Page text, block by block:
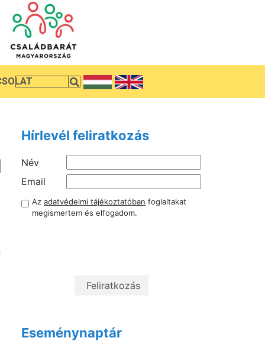
Hírlevél feliratkozás
Név
Email
Az adatvédelmi tájékoztatóban foglaltakat
megismertem és elfogadom.
Eseménynaptár